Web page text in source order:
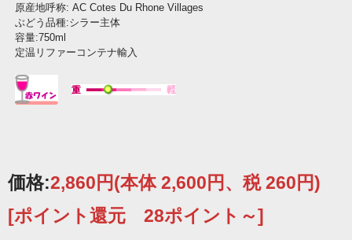
原産地呼称: AC Cotes Du Rhone Villages
ぶどう品種:シラー主体
容量:750ml
定温リファーコンテナ輸入
価格:2,860円(本体 2,600円、税 260円)
[ポイント還元 28ポイント～]